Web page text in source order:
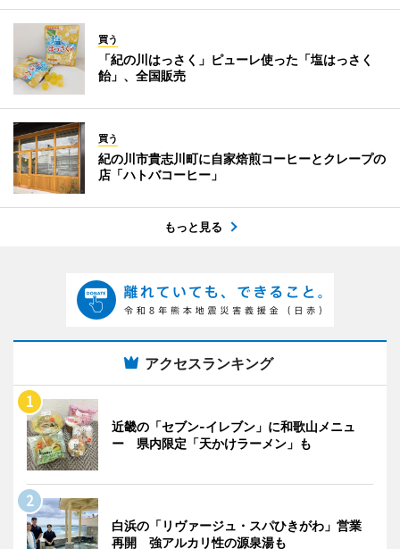
買う
「紀の川はっさく」ピューレ使った「塩はっさく
飴」、全国販売
買う
紀の川市貴志川町に自家焙煎コーヒーとクレープの
店「ハトバコーヒー」
もっと見る
アクセスランキング
近畿の「セブン-イレブン」に和歌山メニュ
ー 県内限定「天かけラーメン」も
白浜の「リヴァージュ・スパひきがわ」営業
再開 強アルカリ性の源泉湯も